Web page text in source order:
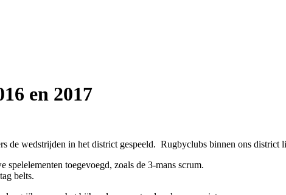
en 2017
de wedstrijden in het district gespeeld. Rugbyclubs binnen ons district
toegevoegd, zoals de 3-mans scrum.
belts.